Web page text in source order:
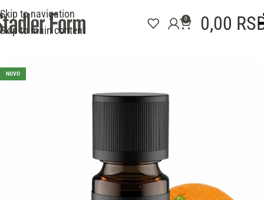
Skip to navigation
Skip to main content
0 0,00
NOVO